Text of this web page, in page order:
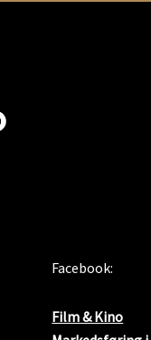
Facebook:
Film & Kino